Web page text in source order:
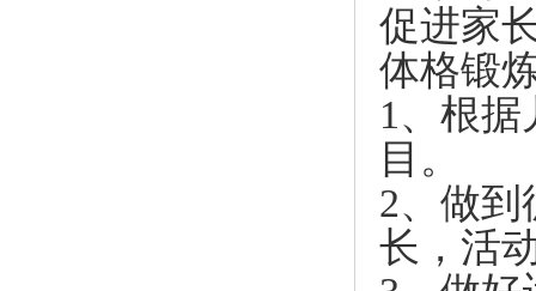
促进家
体格锻
1、根
目。
2、做
长，活